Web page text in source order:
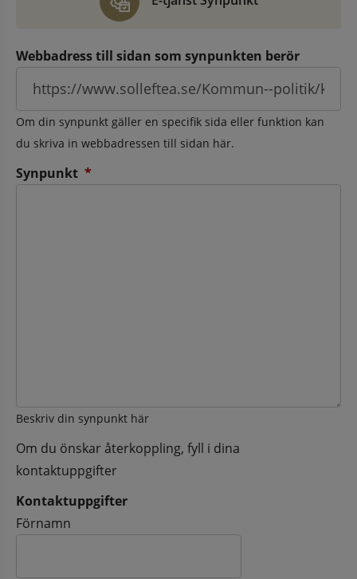
Webbadress till sidan som synpunkten berör
Om din synpunkt gäller en specifik sida eller funktion kan
du skriva in webbadressen till sidan här.
Synpunkt *
Beskriv din synpunkt här
Om du önskar återkoppling, fyll i dina
kontaktuppgifter
Kontaktuppgifter
Kontaktuppgifter
Förnamn